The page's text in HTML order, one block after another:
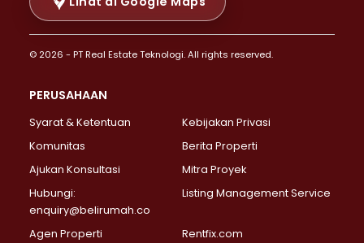
Properti Dijual di Pasar Baru >
Properti Dijual di Bendungan Hilir >
Properti Dijual di Jakarta Selatan >
Properti Dijual di Lebak Bulus >
Properti Dijual di Gandaria Selatan >
Properti Dijual di Pondok Labu >
Properti Dijual di Lenteng Agung >
Properti Dijual di Senayan >
Properti Dijual di Pondok Pinang >
© 2026 - PT Real Estate Teknologi. All rights reserved.
PERUSAHAAN
Syarat & Ketentuan
Kebijakan Privasi
Komunitas
Berita Properti
Ajukan Konsultasi
Mitra Proyek
Hubungi:
enquiry@belirumah.co
Listing Management Service
Agen Properti Rentfix.com